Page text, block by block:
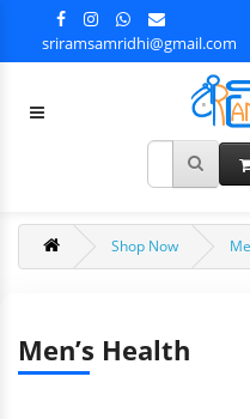
sriramsamridhi@gmail.com
Shop Now
Men’s Health